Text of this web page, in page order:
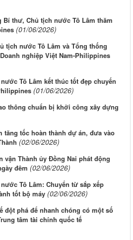
Bí thư, Chủ tịch nước Tô Lâm thăm
(01/06/2026)
tịch nước Tô Lâm và Tổng thống
nghiệp Việt Nam-Philippines
Tô Lâm kết thúc tốt đẹp chuyến
(01/06/2026)
thông chuẩn bị khởi công xây dựng
tăng tốc hoàn thành dự án, đưa vào
(02/06/2026)
vận Thành ủy Đồng Nai phát động
đêm (02/06/2026)
Tô Lâm: Chuyển từ sắp xếp
tốt bộ máy (02/06/2026)
đột phá để nhanh chóng có một số
tâm tài chính quốc tế